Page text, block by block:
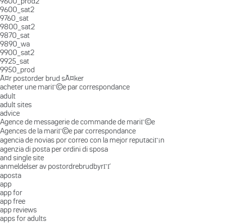
9600_sat2
9760_sat
9800_sat2
9870_sat
9890_wa
9900_sat2
9925_sat
9950_prod
Ã¤r postorder brud sÃ¤ker
acheter une mariГ©e par correspondance
adult
adult sites
advice
Agence de messagerie de commande de mariГ©e
Agences de la mariГ©e par correspondance
agencia de novias por correo con la mejor reputaciГіn
agenzia di posta per ordini di sposa
and single site
anmeldelser av postordrebrudbyrГҐ
aposta
app
app for
app free
app reviews
apps for adults